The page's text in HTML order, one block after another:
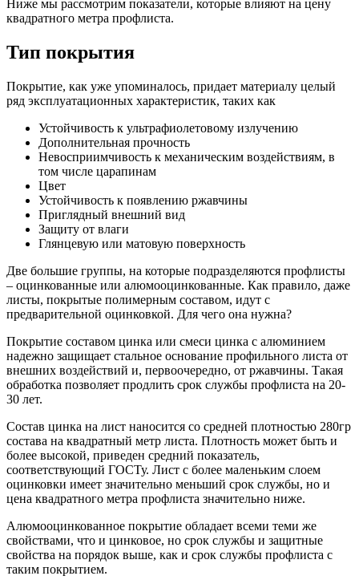
Шина
медная
Лист
медный
Труба
медная
(пруток)
цинк,
нихром
Фитинги
стальные
Фитинги
чугунные
Хомуты
стальные
Труба ВГП
Ниже мы рассмотрим показатели, которые влияют на цену
квадратного метра профлиста.
Тип покрытия
Покрытие, как уже упоминалось, придает материалу целый
ряд эксплуатационных характеристик, таких как
Устойчивость к ультрафиолетовому излучению
Дополнительная прочность
Невосприимчивость к механическим воздействиям, в
том числе царапинам
Цвет
Устойчивость к появлению ржавчины
Приглядный внешний вид
Защиту от влаги
Глянцевую или матовую поверхность
Две большие группы, на которые подразделяются профлисты
– оцинкованные или алюмооцинкованные. Как правило, даже
листы, покрытые полимерным составом, идут с
предварительной оцинковкой. Для чего она нужна?
Покрытие составом цинка или смеси цинка с алюминием
надежно защищает стальное основание профильного листа от
внешних воздействий и, первоочередно, от ржавчины. Такая
обработка позволяет продлить срок службы профлиста на 20-
30 лет.
Состав цинка на лист наносится со средней плотностью 280гр
состава на квадратный метр листа. Плотность может быть и
более высокой, приведен средний показатель,
соответствующий ГОСТу. Лист с более маленьким слоем
оцинковки имеет значительно меньший срок службы, но и
цена квадратного метра профлиста значительно ниже.
Алюмооцинкованное покрытие обладает всеми теми же
свойствами, что и цинковое, но срок службы и защитные
свойства на порядок выше, как и срок службы профлиста с
таким покрытием.